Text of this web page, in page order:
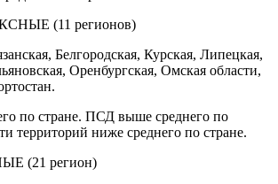
(11 регионов)
Белгородская, Курская, Липецкая,
Оренбургская, Омская области,
по стране. ПСД выше среднего по
территорий ниже среднего по стране.
(21 регион)